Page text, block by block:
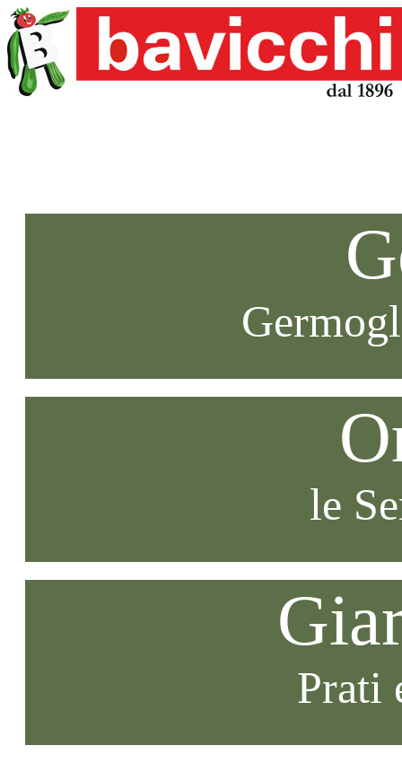
le
Prati